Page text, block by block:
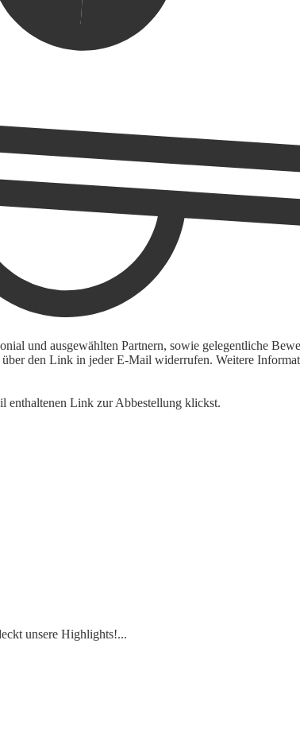
und ausgewählten Partnern, sowie gelegentliche
den Link in jeder E-Mail widerrufen. Weitere
enthaltenen Link zur Abbestellung klickst.
unsere Highlights!...